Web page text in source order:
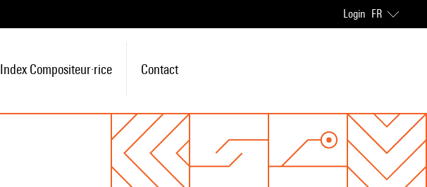
Login FR
Index Compositeur·rice Contact